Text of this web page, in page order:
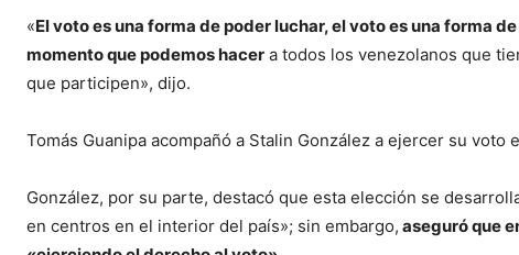
«El voto es una forma de poder luchar, el voto es una forma
momento que podemos hacer a todos los venezolanos que
que participen», dijo.
Tomás Guanipa acompañó a Stalin González a ejercer su voto
González, por su parte, destacó que esta elección se
en centros en el interior del país»; sin embargo, aseguró que